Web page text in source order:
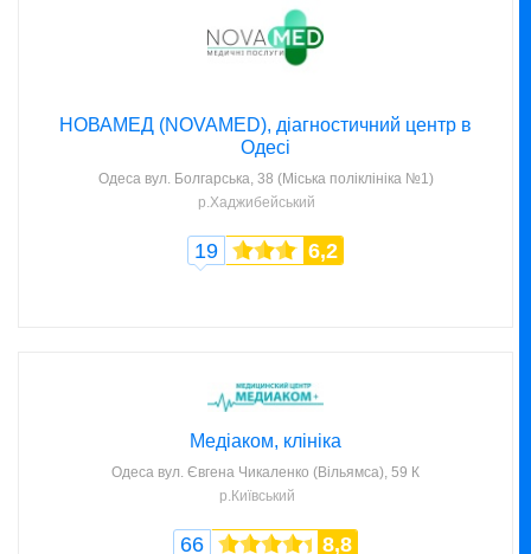
НОВАМЕД (NOVAMED), діагностичний центр в
Одесі
Одеса вул. Болгарська, 38 (Міська поліклініка №1)
р.Хаджибейський
19 6,2
Медіаком, клініка
Одеса вул. Євгена Чикаленко (Вільямса), 59 К
р.Київський
66 8,8